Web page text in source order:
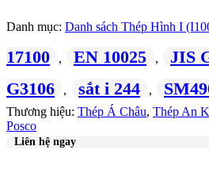
Danh mục: Danh sách Thép Hình I
17100
, EN 10025 , JIS
G3106
, sắt i 244 ,
Thương hiệu: Thép Á Châu, Thép An
Posco
Liên hệ ngay